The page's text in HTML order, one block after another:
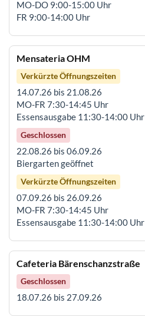
MO-DO 9:00-15:00 Uhr
FR 9:00-14:00 Uhr
Mensateria OHM
Verkürzte Öffnungszeiten
14.07.26 bis 21.08.26
MO-FR 7:30-14:45 Uhr
Essensausgabe 11:30-14:00 Uhr
Geschlossen
22.08.26 bis 06.09.26
Biergarten geöffnet
Verkürzte Öffnungszeiten
07.09.26 bis 26.09.26
MO-FR 7:30-14:45 Uhr
Essensausgabe 11:30-14:00 Uhr
Cafeteria Bärenschanzstraße
Geschlossen
18.07.26 bis 27.09.26